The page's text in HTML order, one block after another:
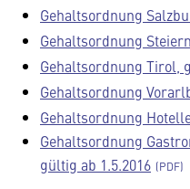
Gehaltsordnung
Gehaltsordnung
Gehaltsordnung Tirol,
Gehaltsordnung
Gehaltsordnung
Gehaltsordnung
gültig ab 1.5.2016